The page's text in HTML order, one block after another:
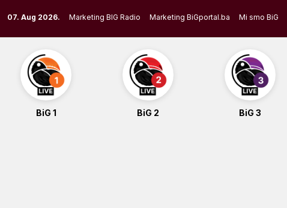
to
content
07. Aug 2026. Marketing BIG Radio Marketing BiGportal.ba Mi smo BiG
BiG 1 BiG 2 BiG 3